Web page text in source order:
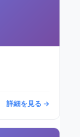
詳細を見る →